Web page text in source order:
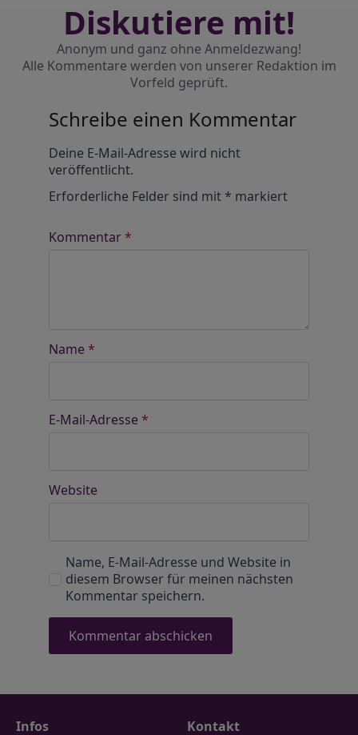
Diskutiere mit!
Anonym und ganz ohne Anmeldezwang!
Alle Kommentare werden von unserer Redaktion im
Vorfeld geprüft.
Schreibe einen Kommentar
Deine E-Mail-Adresse wird nicht
veröffentlicht.
Erforderliche Felder sind mit* markiert
Kommentar*
Name *
E-Mail-Adresse *
Website
Name, E-Mail-Adresse und Website in
diesem Browser für meinen nächsten
Kommentar speichern.
Infos Kontakt